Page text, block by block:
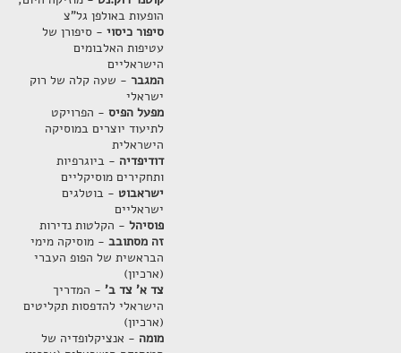
הופעות באולפן גל"צ
סיפור כיסוי- סיפורן של
עטיפות האלבומים
הישראליים
המגבר- שעה קלה של רוק
ישראלי
מפעל הפיס- הפרויקט
לתיעוד יוצרים במוסיקה
הישראלית
דודיפדיה - ביוגרפיות
ותחקירים מוסיקליים
ישראבוט - בוטלגים
ישראליים
פוסיהל- הקלטות נדירות
זה מסתובב- מוסיקה מימי
הבראשית של הפופ העברי
(ארכיון)
צד א' צד ב'- המדריך
הישראלי להדפסות תקליטים
(ארכיון)
מומה - אנציקלופדיה של